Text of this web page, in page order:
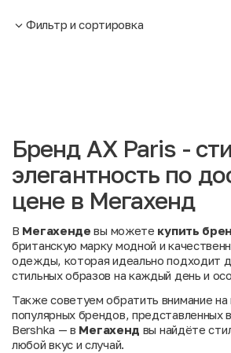
Фильтр и сортировка
Бренд AX Paris -
элегантность по
цене в Мегахенд
В Мегахенде вы можете купить
британскую марку модной и
одежды, которая идеально подходит
стильных образов на каждый день и
Также советуем обратить внимание на
популярных брендов, представленных в
Bershka — в Мегахенд вы найдёте
любой вкус и случай.